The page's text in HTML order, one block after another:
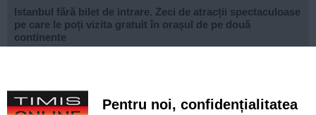
Istanbul fără bilet de intrare. Zeci de atracții spectaculoase
pe care le poți vizita gratuit în orașul de pe două
continente
Misterioso! Început romantic de stagiune la Opera din
Timișoara
Pentru noi, confidențialitatea